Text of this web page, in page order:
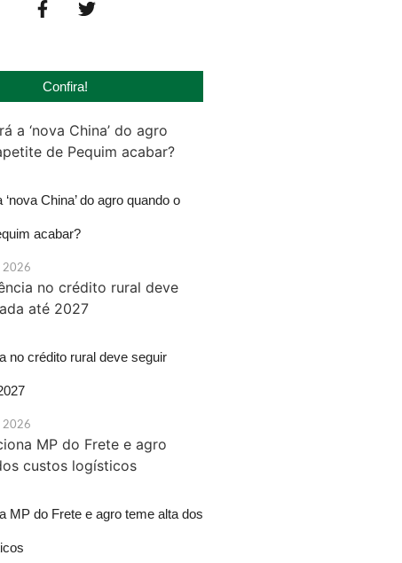
Confira!
China’ do agro quando o
acabar?
2026
no crédito rural deve seguir
2026
MP do Frete e agro teme alta dos